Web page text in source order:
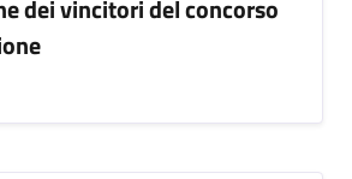
dei vincitori del concorso